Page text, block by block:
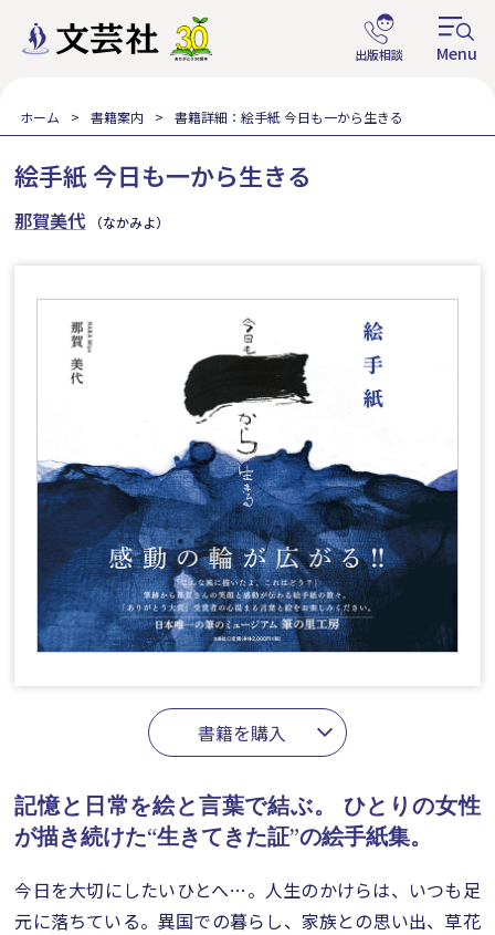
ホーム 書籍案内 書籍詳細：絵手紙 今日も一から生きる
絵手紙 今日も一から生きる
那賀美代 （なかみよ）
書籍を購入
記憶と日常を絵と言葉で結ぶ。
ひとりの女性
が描き続けた“生きてきた証”の絵手紙集。
今日を大切にしたいひとへ…。人生のかけらは、いつも足
元に落ちている。異国での暮らし、家族との思い出、草花